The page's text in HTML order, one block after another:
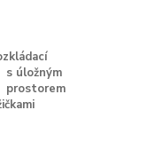
s úložným
prostorem